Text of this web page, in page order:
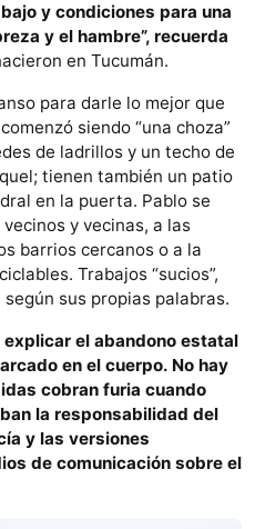
y condiciones para una
y el hambre”, recuerda
en Tucumán.
para darle lo mejor que
siendo “una choza”
de ladrillos y un techo de
tienen también un patio
en la puerta. Pablo se
y vecinas, a las
barrios cercanos o a la
Trabajos “sucios”,
según sus propias palabras.
el abandono estatal
en el cuerpo. No hay
cobran furia cuando
la responsabilidad del
y las versiones
de comunicación sobre el